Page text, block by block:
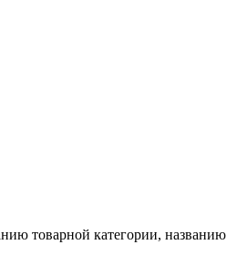
товарной категории,